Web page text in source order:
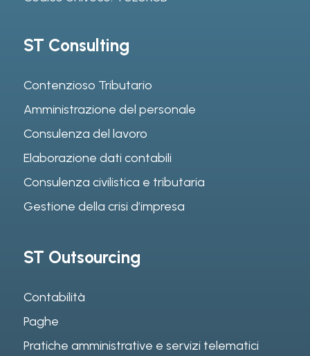
ST Consulting
Contenzioso Tributario
Amministrazione del personale
Consulenza del lavoro
Elaborazione dati contabili
Consulenza civilistica e tributaria
Gestione della crisi d’impresa
ST Outsourcing
Contabilità
Paghe
Pratiche amministrative e servizi telematici